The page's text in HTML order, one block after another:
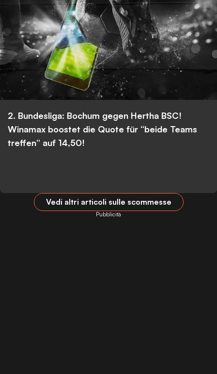
Pubblicità
2. Bundesliga: Bochum gegen Hertha BSC!
Winamax boostet die Quote für “beide Teams
treffen” auf 14,50!
Vedi altri articoli sulle scommesse